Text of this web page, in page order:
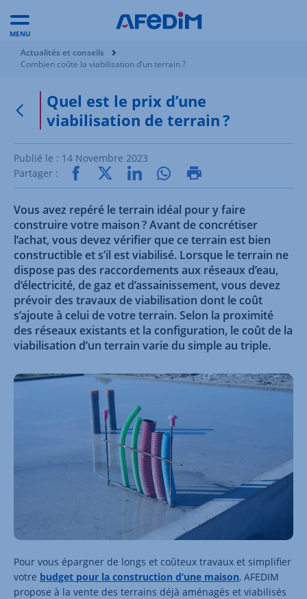
MENU
Vous êtes ici:
Actualités et conseils
Combien coûte la viabilisation d’un terrain ?
Retour à la page précédente
Quel est le prix d’une
viabilisation de terrain ?
Publié le : 14 Novembre 2023
Partager :
Vous avez repéré le terrain idéal pour y faire
construire votre maison ? Avant de concrétiser
l’achat, vous devez vérifier que ce terrain est bien
constructible et s’il est viabilisé. Lorsque le terrain ne
dispose pas des raccordements aux réseaux d’eau,
d’électricité, de gaz et d’assainissement, vous devez
prévoir des travaux de viabilisation dont le coût
s’ajoute à celui de votre terrain. Selon la proximité
des réseaux existants et la configuration, le coût de la
viabilisation d’un terrain varie du simple au triple.
Pour vous épargner de longs et coûteux travaux et simplifier
votre budget pour la construction d’une maison, AFEDIM
propose à la vente des terrains déjà aménagés et viabilisés